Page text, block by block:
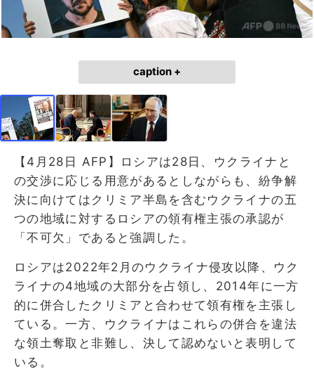
caption +
【4月28日 AFP】ロシアは28日、ウクライナと
の交渉に応じる用意があるとしながらも、紛争解
決に向けてはクリミア半島を含むウクライナの五
つの地域に対するロシアの領有権主張の承認が
「不可欠」であると強調した。
ロシアは2022年2月のウクライナ侵攻以降、ウク
ライナの4地域の大部分を占領し、2014年に一方
的に併合したクリミアと合わせて領有権を主張し
ている。一方、ウクライナはこれらの併合を違法
な領土奪取と非難し、決して認めないと表明して
いる。